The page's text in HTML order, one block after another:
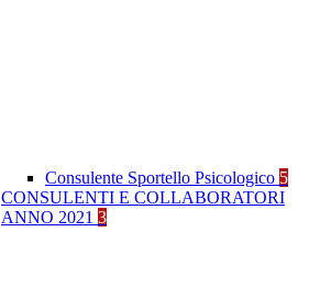
Consulente Sportello Psicologico 5
CONSULENTI E COLLABORATORI
ANNO 2021 3